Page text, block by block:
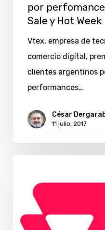
por
Sale y Hot Week
Vtex, empresa de
comercio digital,
clientes argentinos
performances…
César
11 julio, 2017
oficinas
Miami